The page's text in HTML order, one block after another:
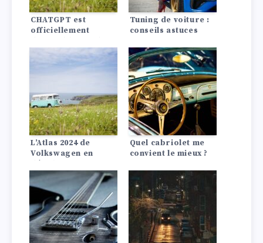
CHATGPT est
officiellement
nombreux modèles
Volkswagen
Tuning de voiture :
conseils astuces
L’Atlas 2024 de
Volkswagen en
Performances,
spécifications,
intérieur et
technologie
Quel cabriolet me
convient le mieux ?